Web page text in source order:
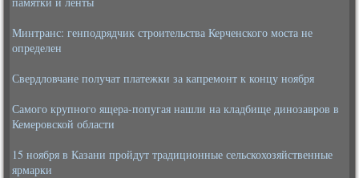
Минтранс: генподрядчик строительства Керченского моста не
определен
Свердловчане получат платежки за капремонт к концу ноября
Самого крупного ящера-попугая нашли на кладбище динозавров в
Кемеровской области
15 ноября в Казани пройдут традиционные сельскохозяйственные
ярмарки